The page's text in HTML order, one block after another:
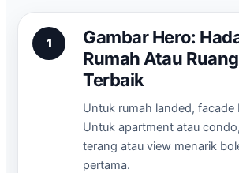
1
Gambar Hero:
Rumah Atau
Terbaik
Untuk rumah landed, facade
Untuk apartment atau
terang atau view menarik
pertama.